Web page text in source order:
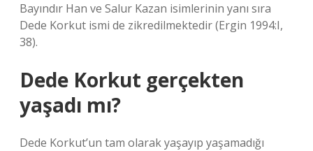
Bayındır Han ve Salur Kazan isimlerinin yanı sıra
Dede Korkut ismi de zikredilmektedir (Ergin 1994:I,
38).
Dede Korkut gerçekten
yaşadı mı?
Dede Korkut’un tam olarak yaşayıp yaşamadığı